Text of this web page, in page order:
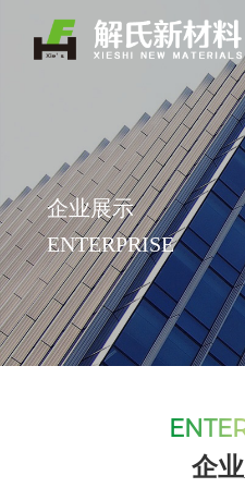
我们
About us
公司简
企业展
资质荣
中心
Product center
氟苯系
列
氟苯胺
系列
氟硝基
苯系列
氟溴苯
系列
新闻
中心
News center
企业展示
ENTERPRISE
企